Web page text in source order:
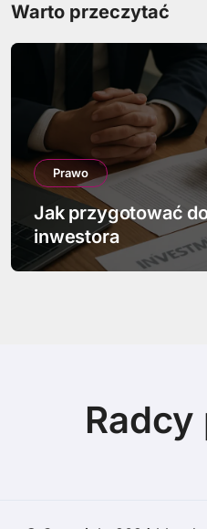
Warto przeczytać
Prawo
Jak przygotować
inwestora